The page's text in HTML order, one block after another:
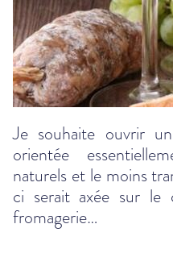
Je souhaite ouvrir
orientée
naturels et le moins
ci serait axée sur le
fromagerie…